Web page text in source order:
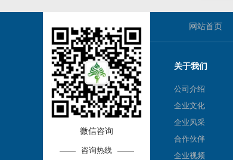
微信咨询
咨询热线
网站首页
关于我们
公司介绍
企业文化
企业风采
合作伙伴
企业视频